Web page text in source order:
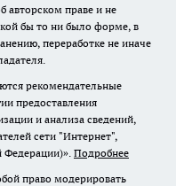
авторском праве и не
бы то ни было форме, в
переработке не иначе
рекомендательные
предоставления
и анализа сведений,
сети "Интернет",
Федерации)». Подробнее
право модерировать